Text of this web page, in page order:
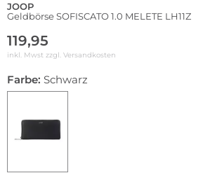
JOOP
Geldbörse SOFISCATO 1.0 MELETE LH11Z
119,95
inkl. Mwst zzgl. Versandkosten
Farbe: Schwarz